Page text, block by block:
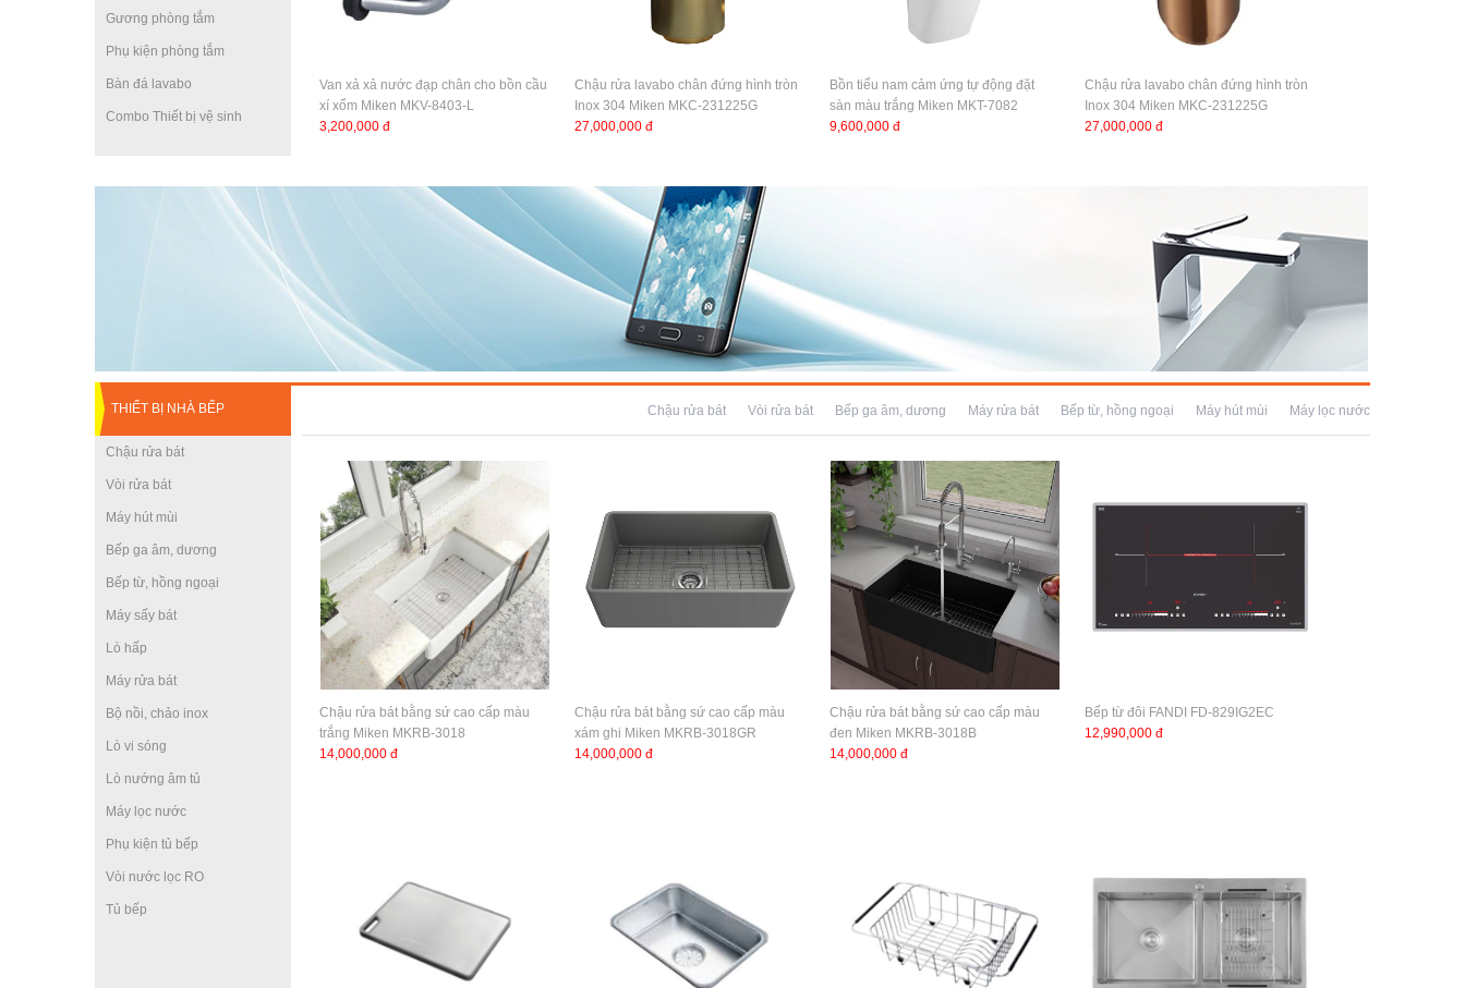
Gương phòng tắm
Phụ kiện phòng tắm
Bàn đá lavabo
Combo Thiết bị vệ sinh
Van xả xả nước đạp chân cho bồn cầu
xí xổm Miken MKV-8403-L
3,200,000 đ
Chậu rửa lavabo chân đứng hình tròn
Inox 304 Miken MKC-231225G
27,000,000 đ
Bồn tiểu nam cảm ứng tự động đặt
sàn màu trắng Miken MKT-7082
9,600,000 đ
Chậu rửa lavabo chân đứng hình tròn
Inox 304 Miken MKC-231225G
27,000,000 đ
THIẾT BỊ NHÀ BẾP
Chậu rửa bát
Vòi rửa bát
Máy hút mùi
Bếp ga âm, dương
Bếp từ, hồng ngoại
Máy sấy bát
Lò hấp
Máy rửa bát
Bộ nồi, chảo inox
Lò vi sóng
Lò nướng âm tủ
Máy lọc nước
Phụ kiện tủ bếp
Vòi nước lọc RO
Tủ bếp
Chậu rửa bát Vòi rửa bát Bếp ga âm, dương Máy rửa bát Bếp từ, hồng ngoại Máy hút mùi Máy lọc nước
Chậu rửa bát bằng sứ cao cấp màu
trắng Miken MKRB-3018
14,000,000 đ
Chậu rửa bát bằng sứ cao cấp màu
xám ghi Miken MKRB-3018GR
14,000,000 đ
Chậu rửa bát bằng sứ cao cấp màu
đen Miken MKRB-3018B
14,000,000 đ
Bếp từ đôi FANDI FD-829IG2EC
12,990,000 đ